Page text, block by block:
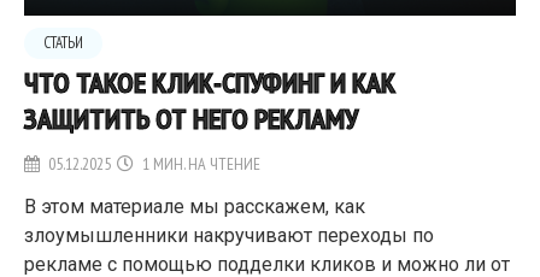
СТАТЬИ
ЧТО ТАКОЕ КЛИК-СПУФИНГ И КАК
ЗАЩИТИТЬ ОТ НЕГО РЕКЛАМУ
05.12.2025 1 МИН. НА ЧТЕНИЕ
В этом материале мы расскажем, как
злоумышленники накручивают переходы по
рекламе с помощью подделки кликов и можно ли от